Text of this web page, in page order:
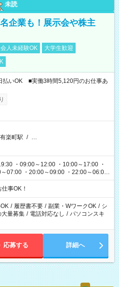
未読
企業も！展示会や株主
人未経験OK
大学生歓迎
いOK ■実働3時間5,120円のお仕事あ
有楽町駅 / …
・09:00～12:00 ・10:00～17:00 ・
07:00 ・20:00～09:00 ・22:00～06:00
事OK！
/ 履歴書不要 / 副業・WワークOK / シ
大量募集 / 電話対応なし / パソコンスキ
応募する 詳細へ